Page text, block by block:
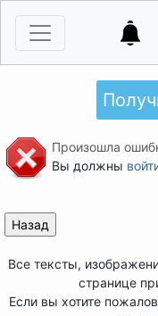
Произошла
Вы должны
Все тексты,
странице
Если вы хотите